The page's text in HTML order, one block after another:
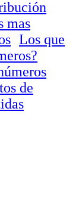
mas
Los que
de